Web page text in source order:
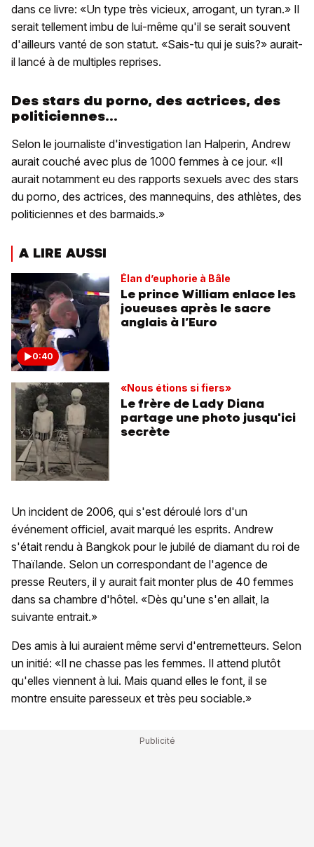
dans ce livre: «Un type très vicieux, arrogant, un tyran.» Il
serait tellement imbu de lui-même qu'il se serait souvent
d'ailleurs vanté de son statut. «Sais-tu qui je suis?» aurait-
il lancé à de multiples reprises.
Des stars du porno, des actrices, des
politiciennes...
Selon le journaliste d'investigation Ian Halperin, Andrew
aurait couché avec plus de 1000 femmes à ce jour. «Il
aurait notamment eu des rapports sexuels avec des stars
du porno, des actrices, des mannequins, des athlètes, des
politiciennes et des barmaids.»
A LIRE AUSSI
0:40
Élan d’euphorie à Bâle
Le prince William enlace les
joueuses après le sacre
anglais à l’Euro
«Nous étions si fiers»
Le frère de Lady Diana
partage une photo jusqu'ici
secrète
Un incident de 2006, qui s'est déroulé lors d'un
événement officiel, avait marqué les esprits. Andrew
s'était rendu à Bangkok pour le jubilé de diamant du roi de
Thaïlande. Selon un correspondant de l'agence de
presse Reuters, il y aurait fait monter plus de 40 femmes
dans sa chambre d'hôtel. «Dès qu'une s'en allait, la
suivante entrait.»
Des amis à lui auraient même servi d'entremetteurs. Selon
un initié: «Il ne chasse pas les femmes. Il attend plutôt
qu'elles viennent à lui. Mais quand elles le font, il se
montre ensuite paresseux et très peu sociable.»